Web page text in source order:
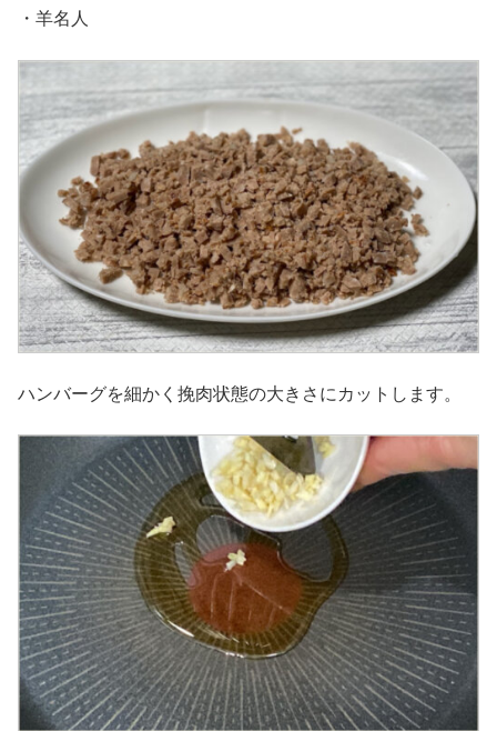
・羊名人
ハンバーグを細かく挽肉状態の大きさにカットします。